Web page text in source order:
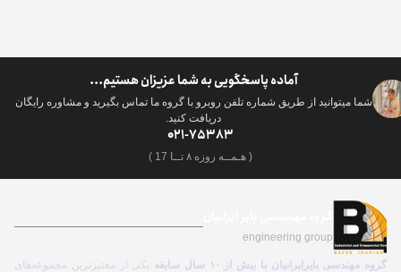
آماده پاسخگویی به شما عزیزان هستیم...
شما میتوانید از طریق شماره تلفن روبرو با گروه ما تماس بگیرید و مشاوره رایگان
دریافت کنید.
021-75383
( هـمــه روزه ۸ تــا 17 )
engineering group
گروه مهندسی بایرایرانیان با بیش از ۱۰ سال سابقه
یکی از معتبرترین مجموعه‌های